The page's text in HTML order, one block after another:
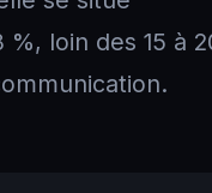
loin des 15 à